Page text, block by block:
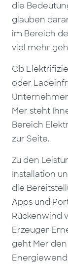
die
glauben
im Bereich
viel mehr
Ob
oder
Mer steht
Bereich
zur Seite.
Zu den
Installation
die
Apps und
Rückenwind
Erzeuger
geht Mer